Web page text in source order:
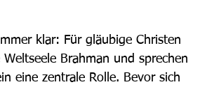
klar: Für gläubige Christen
Brahman und sprechen
eine zentrale Rolle. Bevor sich